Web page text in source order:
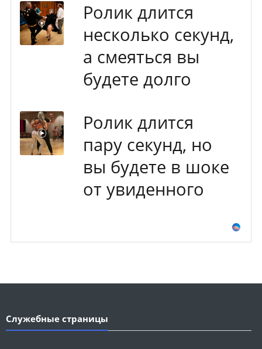
Ролик длится
несколько секунд,
а смеяться вы
будете долго
Ролик длится
пару секунд, но
вы будете в шоке
от увиденного
Служебные страницы